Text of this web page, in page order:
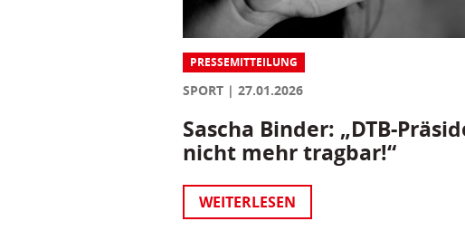
PRESSEMITTEILUNG
SPORT 27.01.2026
Sascha Binder: „DTB-
nicht mehr tragbar!“
WEITERLESEN